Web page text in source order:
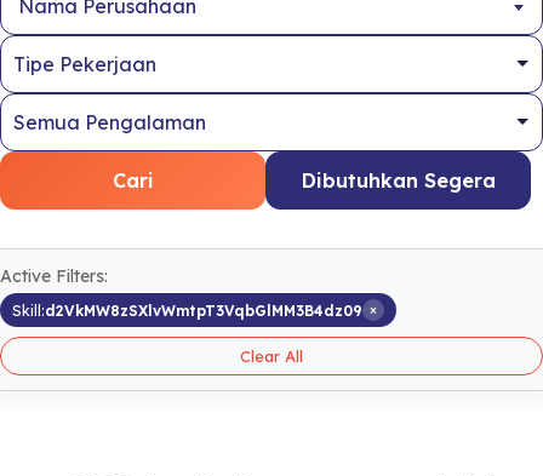
Nama Perusahaan
Cari Dibutuhkan Segera
Active Filters:
Skill:d2VkMW8zSXlvWmtpT3VqbGlMM3B4dz09 ×
Clear All